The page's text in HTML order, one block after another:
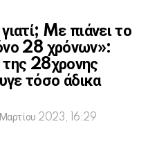
Mε πιάνει το
28 χρόνων»:
της 28χρονης
τόσο άδικα
2023, 16:29